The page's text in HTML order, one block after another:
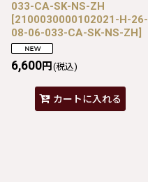
033-CA-SK-NS-ZH
[2100030000102021-H-26-
08-06-033-CA-SK-NS-ZH]
6,600円 (税込)
カートに入れる